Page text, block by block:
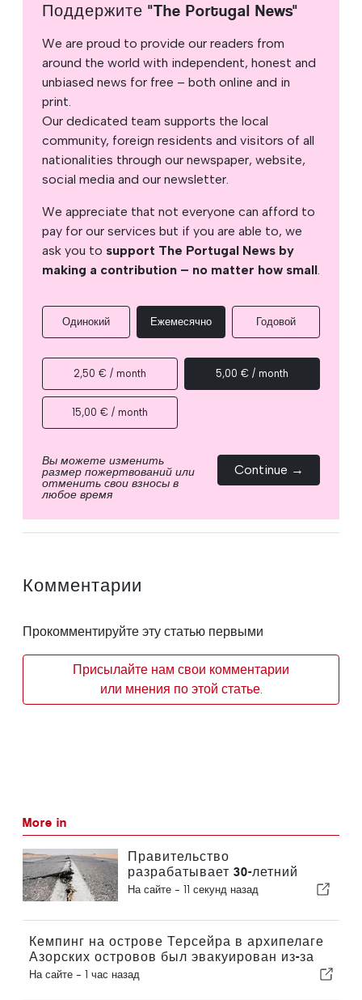
Поддержите "The Portugal News"
We are proud to provide our readers from
around the world with independent, honest and
unbiased news for free – both online and in
print.
Our dedicated team supports the local
community, foreign residents and visitors of all
nationalities through our newspaper, website,
social media and our newsletter.
We appreciate that not everyone can afford to
pay for our services but if you are able to, we
ask you to support The Portugal News by
making a contribution – no matter how small.
Одинокий Ежемесячно Годовой
2,50 € / month 5,00 € / month
15,00 € / month
Вы можете изменить
размер пожертвований или
отменить свои взносы в
любое время
Continue →
Комментарии
Прокомментируйте эту статью первыми
Присылайте нам свои комментарии
или мнения по этой статье.
More in
Правительство
разрабатывает 30-летний
национальный план по
Португалии к сильным
землетрясениям
На сайте - 11 секунд назад
Кемпинг на острове Терсейра в архипелаге
Азорских островов был эвакуирован из-за
шторма
На сайте - 1 час назад